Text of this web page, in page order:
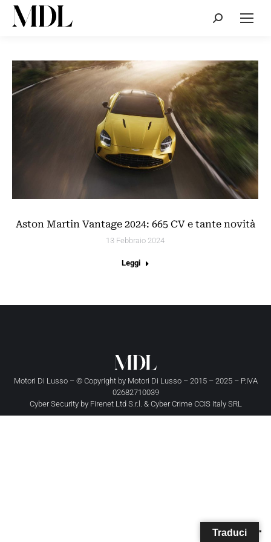
Cerca:
Aston Martin Vantage 2024: 665 CV e tante novità
13 Febbraio 2024
Leggi
Motori Di Lusso – © Copyright by Motori Di Lusso– 2015 – 2025 – P.IVA
02682710039
Cyber Security by Firenet Ltd S.r.l. & Cyber Crime CCIS Italy SRL
Traduci